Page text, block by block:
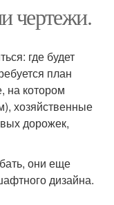
чертежи.
где будет
план
на котором
хозяйственные
дорожек,
они еще
дизайна.